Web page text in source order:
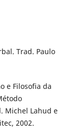
Trad. Paulo
e Filosofia da
Michel Lahud e
2002.